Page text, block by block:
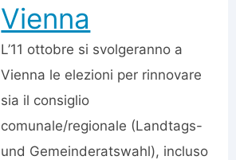
Vienna
L’11 ottobre si svolgeranno a
Vienna le elezioni per rinnovare
sia il consiglio
comunale/regionale (Landtags-
und Gemeinderatswahl), incluso